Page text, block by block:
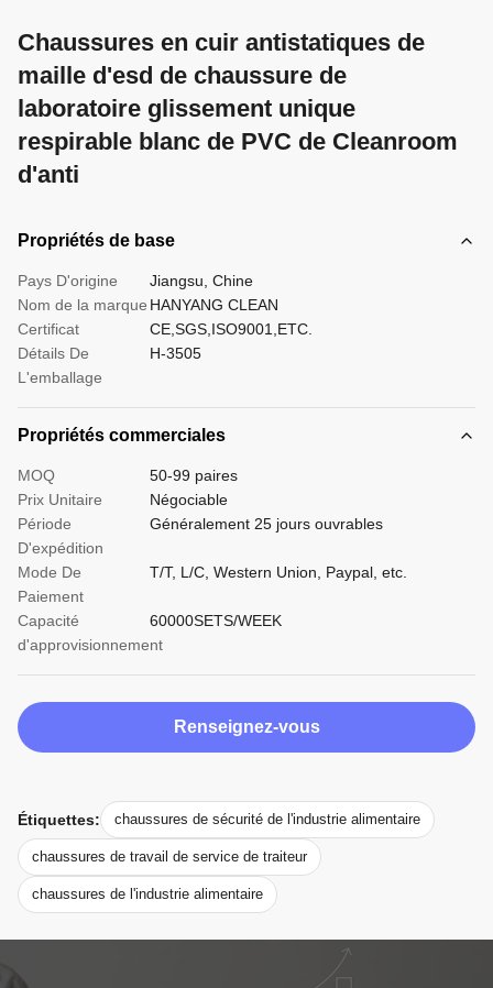
Chaussures en cuir antistatiques de
maille d'esd de chaussure de
laboratoire glissement unique
respirable blanc de PVC de Cleanroom
d'anti
Propriétés de base
Pays D'origine
Jiangsu, Chine
Nom de la marque HANYANG CLEAN
Certificat
CE,SGS,ISO9001,ETC.
Détails De
L'emballage
H-3505
Propriétés commerciales
MOQ
50-99 paires
Prix Unitaire
Négociable
Période
D'expédition
Généralement 25 jours ouvrables
Mode De
Paiement
T/T, L/C, Western Union, Paypal, etc.
Capacité
d'approvisionnement
60000SETS/WEEK
Renseignez-vous
Étiquettes: chaussures de sécurité de l'industrie alimentaire
chaussures de travail de service de traiteur
chaussures de l'industrie alimentaire